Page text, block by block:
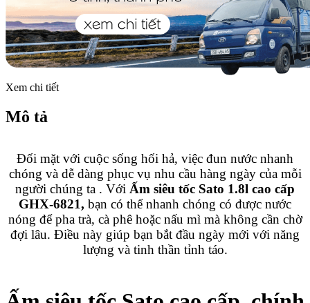
Xem chi tiết
Mô tả
Đối mặt với cuộc sống hối hả, việc đun nước nhanh
chóng và dễ dàng phục vụ nhu cầu hàng ngày của mỗi
người chúng ta . Với Ấm siêu tốc Sato 1.8l cao cấp
GHX-6821, bạn có thể nhanh chóng có được nước
nóng để pha trà, cà phê hoặc nấu mì mà không cần chờ
đợi lâu. Điều này giúp bạn bắt đầu ngày mới với năng
lượng và tinh thần tỉnh táo.